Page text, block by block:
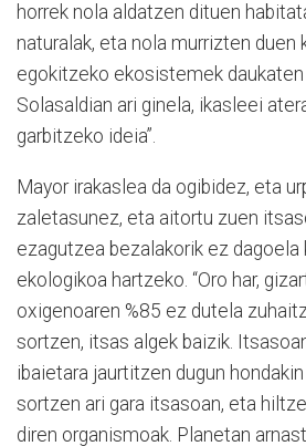
horrek nola aldatzen dituen
naturalak, eta nola murrizten duen
egokitzeko ekosistemek daukaten
Solasaldian ari ginela, ikasleei
garbitzeko ideia”.
Mayor irakaslea da ogibidez, eta
zaletasunez, eta aitortu zuen
ezagutzea bezalakorik ez
ekologikoa hartzeko. “Oro har,
oxigenoaren %85 ez dutela
sortzen, itsas algek baizik.
ibaietara jaurtitzen dugun
sortzen ari gara itsasoan, eta
diren organismoak. Planetan